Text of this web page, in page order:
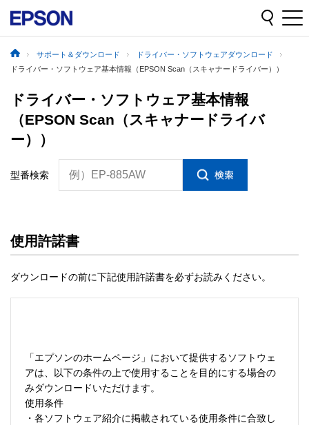
サポート＆ダウンロード
ドライバー・ソフトウェアダウンロード
ドライバー・ソフトウェア基本情報（EPSON Scan（スキャナードライバー））
ドライバー・ソフトウェア基本情報
（EPSON Scan（スキャナードライバ
ー））
型番検索 例）EP-885AW
使用許諾書
ダウンロードの前に下記使用許諾書を必ずお読みください。
「エプソンのホームページ」において提供するソフトウェ
アは、以下の条件の上で使用することを目的にする場合の
みダウンロードいただけます。
使用条件
・各ソフトウェア紹介に掲載されている使用条件に合致し